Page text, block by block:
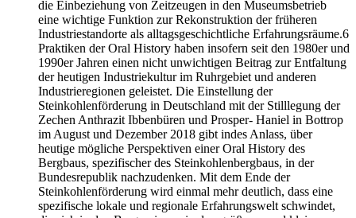
die Einbeziehung von Zeitzeugen in den Museumsbetrieb
eine wichtige Funktion zur Rekonstruktion der früheren
Industriestandorte als alltagsgeschichtliche Erfahrungsräume.6
Praktiken der Oral History haben insofern seit den 1980er und
1990er Jahren einen nicht unwichtigen Beitrag zur Entfaltung
der heutigen Industriekultur im Ruhrgebiet und anderen
Industrieregionen geleistet. Die Einstellung der
Steinkohlenförderung in Deutschland mit der Stilllegung der
Zechen Anthrazit Ibbenbüren und Prosper- Haniel in Bottrop
im August und Dezember 2018 gibt indes Anlass, über
heutige mögliche Perspektiven einer Oral History des
Bergbaus, spezifischer des Steinkohlenbergbaus, in der
Bundesrepublik nachzudenken. Mit dem Ende der
Steinkohlenförderung wird einmal mehr deutlich, dass eine
spezifische lokale und regionale Erfahrungswelt schwindet,